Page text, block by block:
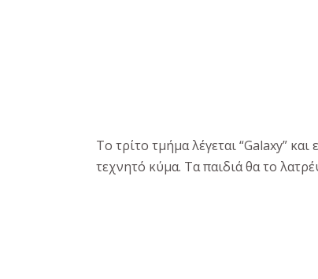
Το τρίτο τμήμα λέγεται “Galaxy”
τεχνητό κύμα. Τα παιδιά θα το